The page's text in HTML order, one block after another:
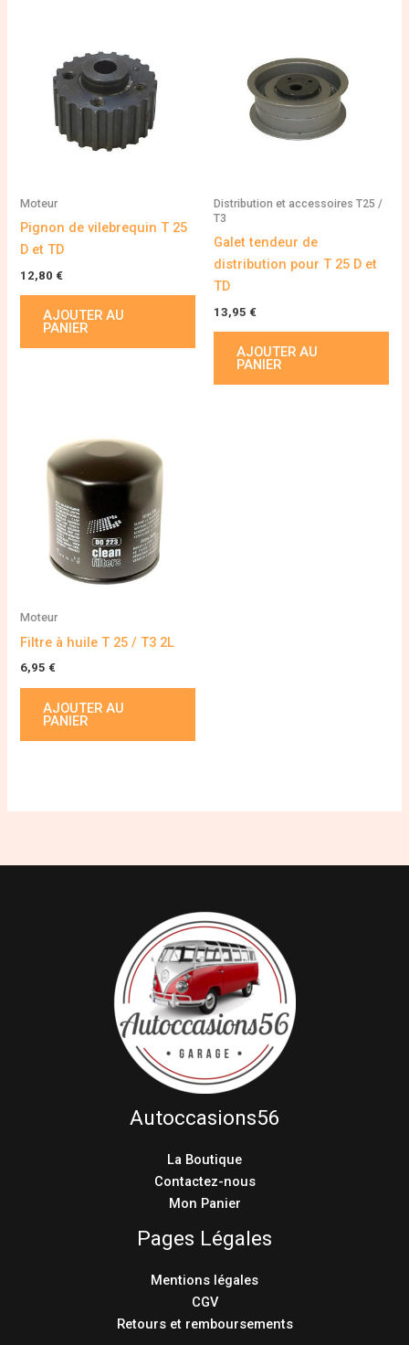
Moteur
Pignon de vilebrequin T 25
D et TD
12,80 €
AJOUTER AU
PANIER
Distribution et accessoires T25 /
T3
Galet tendeur de
distribution pour T 25 D et
TD
13,95 €
AJOUTER AU
PANIER
Moteur
Filtre à huile T 25 / T3 2L
6,95 €
AJOUTER AU
PANIER
Autoccasions56
La Boutique
Contactez-nous
Mon Panier
Pages Légales
Mentions légales
CGV
Retours et remboursements